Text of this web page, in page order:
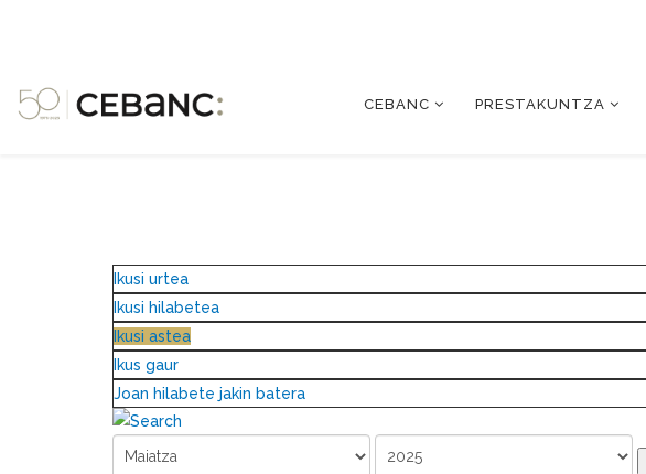
CEBANC PRESTAKUNTZA
Ikusi urtea
Ikusi hilabetea
Ikusi astea
Ikus gaur
Joan hilabete jakin batera